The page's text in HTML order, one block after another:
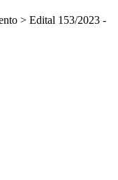
> Edital 153/2023 -